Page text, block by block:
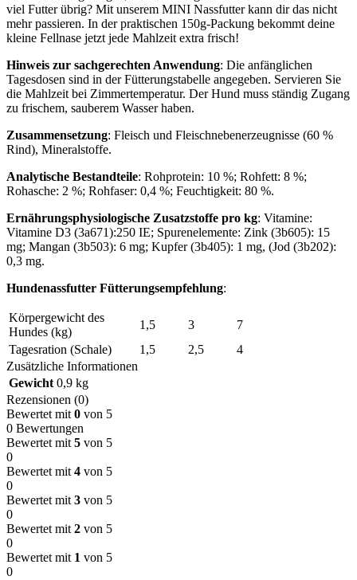
viel Futter übrig? Mit unserem MINI Nassfutter kann dir das nicht
mehr passieren. In der praktischen 150g-Packung bekommt deine
kleine Fellnase jetzt jede Mahlzeit extra frisch!
Hinweis zur sachgerechten Anwendung: Die anfänglichen
Tagesdosen sind in der Fütterungstabelle angegeben. Servieren Sie
die Mahlzeit bei Zimmertemperatur. Der Hund muss ständig Zugang
zu frischem, sauberem Wasser haben.
Zusammensetzung: Fleisch und Fleischnebenerzeugnisse (60 %
Rind), Mineralstoffe.
Analytische Bestandteile: Rohprotein: 10 %; Rohfett: 8 %;
Rohasche: 2 %; Rohfaser: 0,4 %; Feuchtigkeit: 80 %.
Ernährungsphysiologische Zusatzstoffe pro kg: Vitamine:
Vitamine D3 (3a671):250 IE; Spurenelemente: Zink (3b605): 15
mg; Mangan (3b503): 6 mg; Kupfer (3b405): 1 mg, (Jod (3b202):
0,3 mg.
Hundenassfutter Fütterungsempfehlung:
Körpergewicht des
Hundes (kg)
1,5 3
7
Tagesration (Schale)
1,5 2,5
4
Zusätzliche Informationen
Gewicht 0,9 kg
Rezensionen (0)
Bewertet mit 0 von 5
0 Bewertungen
Bewertet mit 5 von 5
0
Bewertet mit 4 von 5
0
Bewertet mit 3 von 5
0
Bewertet mit 2 von 5
0
Bewertet mit 1 von 5
0